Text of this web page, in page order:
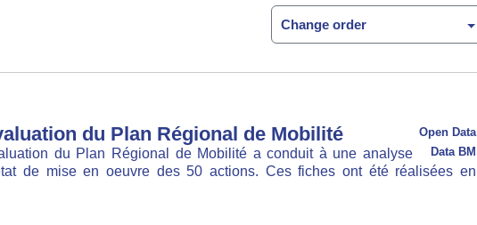
Change order
du Plan Régional de Mobilité
Open Data
Data BM
du Plan Régional de Mobilité a conduit à une analyse
de mise en oeuvre des 50 actions. Ces fiches ont été réalisées en 2023/2024